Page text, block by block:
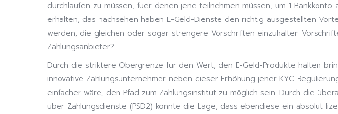
durchlaufen zu müssen, fuer denen jene teilnehmen müssen, um 1 Bankkonto
erhalten, das nachsehen haben E-Geld-Dienste den richtig ausgestellten
werden, die gleichen oder sogar strengere Vorschriften einzuhalten
Zahlungsanbieter?
Durch die striktere Obergrenze für den Wert, den E-Geld-Produkte halten
innovative Zahlungsunternehmer neben dieser Erhöhung jener KYC-
einfacher wäre, den Pfad zum Zahlungsinstitut zu möglich sein. Durch die
über Zahlungsdienste (PSD2) könnte die Lage, dass ebendiese ein absolut